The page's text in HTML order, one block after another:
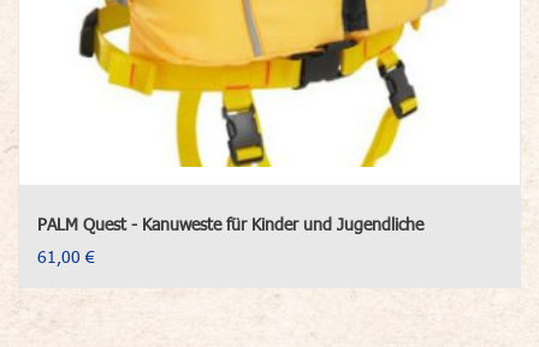
PALM Quest - Kanuweste für Kinder und Jugendliche
61,00 €